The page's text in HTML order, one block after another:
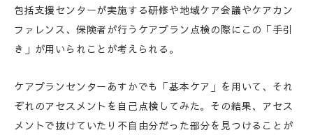
包括支援センターが実施する研修や地域ケア会議やケアカン
ファレンス、保険者が行うケアプラン点検の際にこの「手引
き」が用いられことが考えられる。
ケアプランセンターあすかでも「基本ケア」を用いて、それ
ぞれのアセスメントを自己点検してみた。その結果、アセス
メントで抜けていたり不自由分だった部分を見つけることが